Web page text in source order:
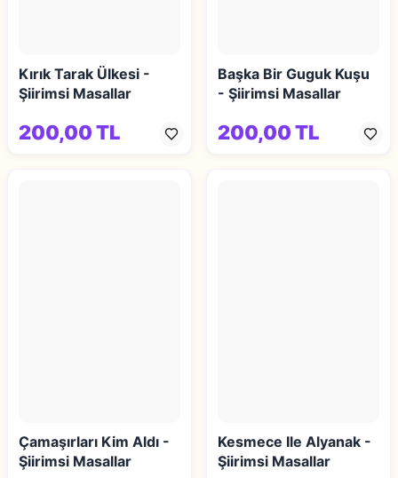
Kırık Tarak Ülkesi -
Şiirimsi Masallar
200,00 TL
Başka Bir Guguk Kuşu
- Şiirimsi Masallar
200,00 TL
Çamaşırları Kim Aldı -
Şiirimsi Masallar
Kesmece Ile Alyanak -
Şiirimsi Masallar